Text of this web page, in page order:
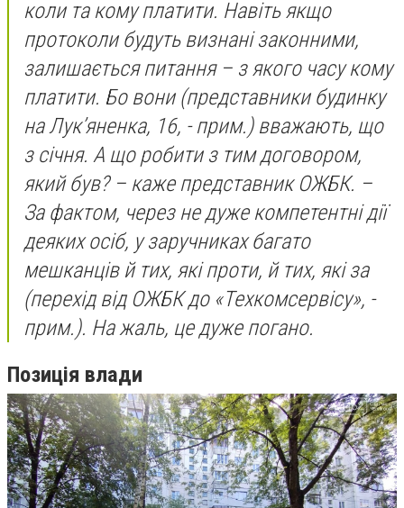
коли та кому платити. Навіть якщо
протоколи будуть визнані законними,
залишається питання – з якого часу кому
платити. Бо вони (представники будинку
на Лук’яненка, 16, - прим.) вважають, що
з січня. А що робити з тим договором,
який був?– каже представник ОЖБК. –
За фактом, через не дуже компетентні дії
деяких осіб, у заручниках багато
мешканців й тих, які проти, й тих, які за
(перехід від ОЖБК до «Техкомсервісу», -
прим.). На жаль, це дуже погано.
Позиція влади